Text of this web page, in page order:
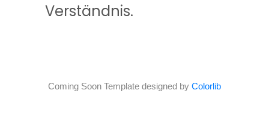
Verständnis.
Coming Soon Template designed by Colorlib